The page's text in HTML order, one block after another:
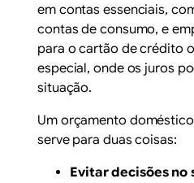
em contas essenciais,
contas de consumo, e
para o cartão de crédito
especial, onde os juros
situação.
Um orçamento
serve para duas coisas:
Evitar decisões no